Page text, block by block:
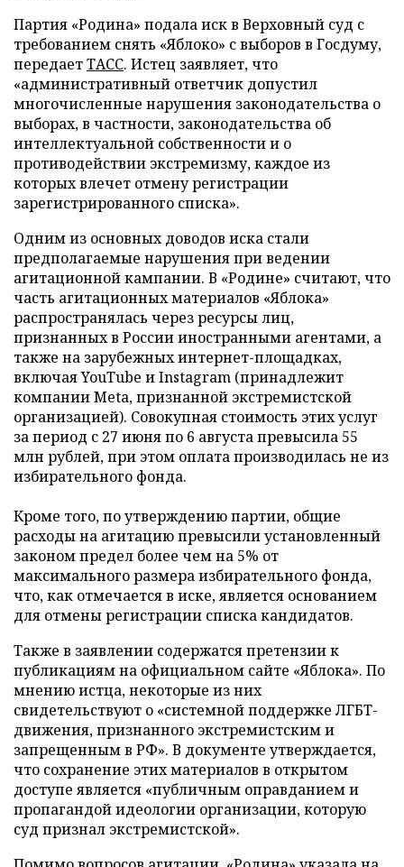
Партия «Родина» подала иск в Верховный суд с
требованием снять «Яблоко» с выборов в Госдуму,
передаетТАСС. Истец заявляет, что
«административный ответчик допустил
многочисленные нарушения законодательства о
выборах, в частности, законодательства об
интеллектуальной собственности и о
противодействии экстремизму, каждое из
которых влечет отмену регистрации
зарегистрированного списка».
Одним из основных доводов иска стали
предполагаемые нарушения при ведении
агитационной кампании. В «Родине» считают, что
часть агитационных материалов «Яблока»
распространялась через ресурсы лиц,
признанных в России иностранными агентами, а
также на зарубежных интернет-площадках,
включая YouTube и Instagram (принадлежит
компании Meta, признанной экстремистской
организацией). Совокупная стоимость этих услуг
за период с 27 июня по 6 августа превысила 55
млн рублей, при этом оплата производилась не из
избирательного фонда.
Кроме того, по утверждению партии, общие
расходы на агитацию превысили установленный
законом предел более чем на 5% от
максимального размера избирательного фонда,
что, как отмечается в иске, является основанием
для отмены регистрации списка кандидатов.
Также в заявлении содержатся претензии к
публикациям на официальном сайте «Яблока». По
мнению истца, некоторые из них
свидетельствуют о «системной поддержке ЛГБТ-
движения, признанного экстремистским и
запрещенным в РФ». В документе утверждается,
что сохранение этих материалов в открытом
доступе является «публичным оправданием и
пропагандой идеологии организации, которую
суд признал экстремистской».